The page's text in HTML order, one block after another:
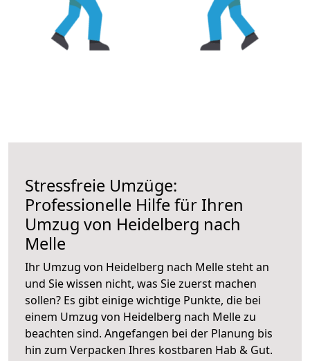
Stressfreie Umzüge:
Professionelle Hilfe für Ihren
Umzug von Heidelberg nach
Melle
Ihr Umzug von Heidelberg nach Melle steht an
und Sie wissen nicht, was Sie zuerst machen
sollen? Es gibt einige wichtige Punkte, die bei
einem Umzug von Heidelberg nach Melle zu
beachten sind. Angefangen bei der Planung bis
hin zum Verpacken Ihres kostbaren Hab & Gut.